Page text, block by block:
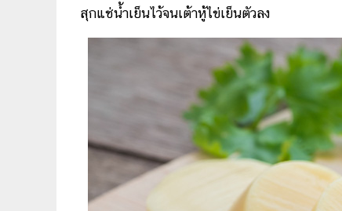
สุกแช่น้ำเย็นไว้จนเต้าหู้ไข่เย็นตัวลง